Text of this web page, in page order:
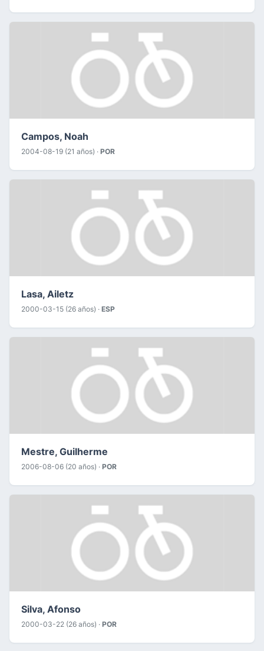
Campos, Noah
2004-08-19 (21 años) · POR
Lasa, Ailetz
2000-03-15 (26 años) · ESP
Mestre, Guilherme
2006-08-06 (20 años) · POR
Silva, Afonso
2000-03-22 (26 años) · POR